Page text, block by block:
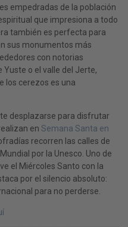
empedradas de la población
que impresiona a todo
también es perfecta para
sus monumentos más
con notorias
o el valle del Jerte,
los cerezos es una
desplazarse para disfrutar
en Semana Santa en
recorren las calles de
por la Unesco. Uno de
el Miércoles Santo con la
por el silencio absoluto:
para no perderse.